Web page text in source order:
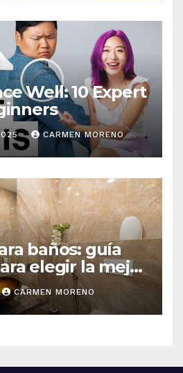
Well: 10 Expert
CARMEN MORENO
baños: guía
elegir la mejor
CARMEN MORENO